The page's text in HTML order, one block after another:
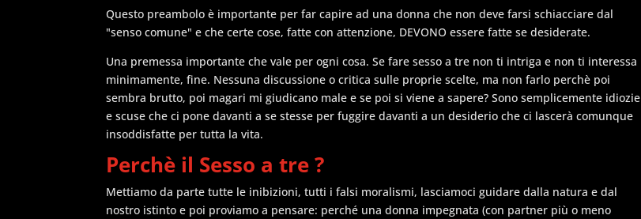
Questo preambolo è importante per far capire ad una donna che non deve farsi schiacciare dal
"senso comune" e che certe cose, fatte con attenzione, DEVONO essere fatte se desiderate.
Una premessa importante che vale per ogni cosa. Se fare sesso a tre non ti intriga e non ti interessa
minimamente, fine. Nessuna discussione o critica sulle proprie scelte, ma non farlo perchè poi
sembra brutto, poi magari mi giudicano male e se poi si viene a sapere? Sono semplicemente idiozie
e scuse che ci pone davanti a se stesse per fuggire davanti a un desiderio che ci lascerà comunque
insoddisfatte per tutta la vita.
Perchè il Sesso a tre ?
Mettiamo da parte tutte le inibizioni, tutti i falsi moralismi, lasciamoci guidare dalla natura e dal
nostro istinto e poi proviamo a pensare: perché una donna impegnata (con partner più o meno